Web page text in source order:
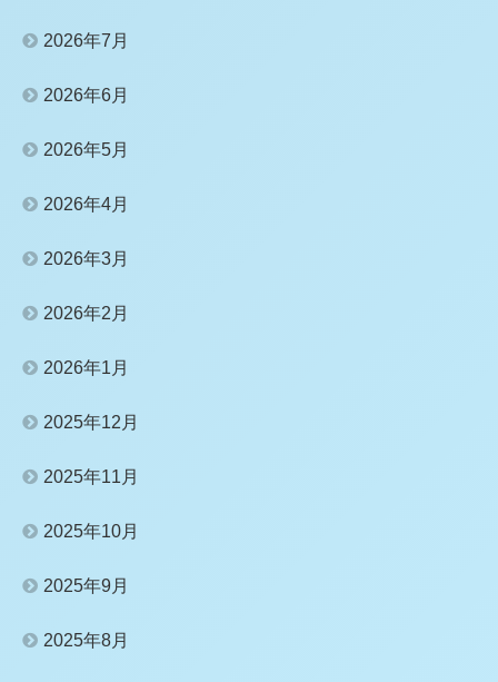
2026年7月
2026年6月
2026年5月
2026年4月
2026年3月
2026年2月
2026年1月
2025年12月
2025年11月
2025年10月
2025年9月
2025年8月